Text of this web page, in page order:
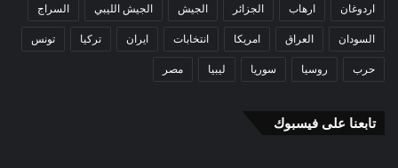
اردوغان ارهاب الجزائر الجيش الجيش الليبي السراج
السودان العراق امريكا انتخابات ايران تركيا تونس
حرب روسيا سوريا ليبيا مصر
تابعنا على فيسبوك